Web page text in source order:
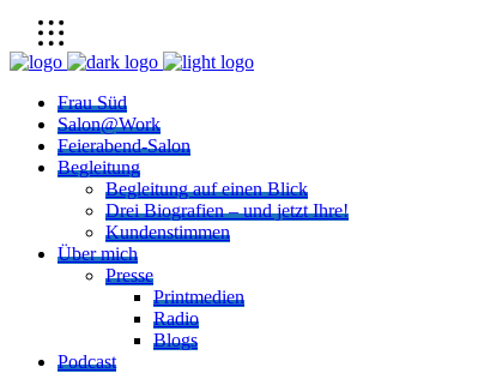
Frau Süd
Salon@Work
Feierabend-Salon
Begleitung
Begleitung auf einen Blick
Drei Biografien – und jetzt Ihre!
Kundenstimmen
Über mich
Presse
Printmedien
Radio
Blogs
Podcast